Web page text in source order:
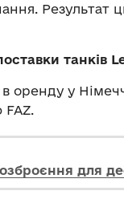
Результат
танків
оренду у
FAZ.
для